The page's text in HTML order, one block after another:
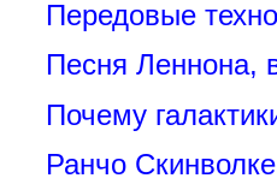
Передовые
Песня Леннона,
Почему
Ранчо